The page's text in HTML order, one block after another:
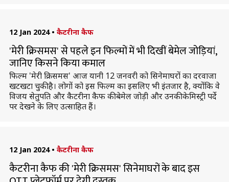
12 Jan 2024 • कैटरीना कैफ
'मेरी क्रिसमस' से पहले इन फिल्मों में भी दिखीं बेमेल जोड़ियां,
जानिए किसने किया कमाल
फिल्म 'मेरी क्रिसमस' आज यानी 12 जनवरी को सिनेमाघरों का दरवाजा
खटखटा चुकी है। लोगों को इस फिल्म का इसलिए भी इंतजार है, क्योंकि वे
विजय सेतुपति और कैटरीना कैफ की बेमेल जोड़ी और उनकी केमिस्ट्री पर्दे
पर देखने के लिए उत्साहित हैं।
12 Jan 2024 • कैटरीना कैफ
कैटरीना कैफ की 'मेरी क्रिसमस' सिनेमाघरों के बाद इस